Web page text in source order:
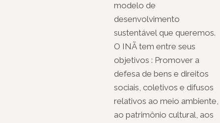
modelo de
desenvolvimento
sustentável que queremos.
O INÃ tem entre seus
objetivos : Promover a
defesa de bens e direitos
sociais, coletivos e difusos
relativos ao meio ambiente,
ao patrimônio cultural, aos